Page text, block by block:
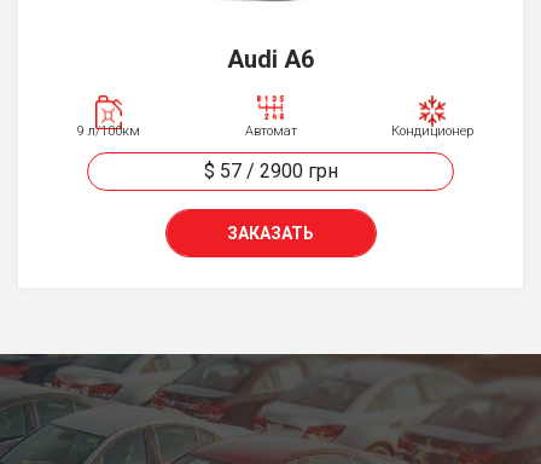
Audi A6
9 л/100км Автомат Кондиционер
$ 57/ 2900 грн
ЗАКАЗАТЬ